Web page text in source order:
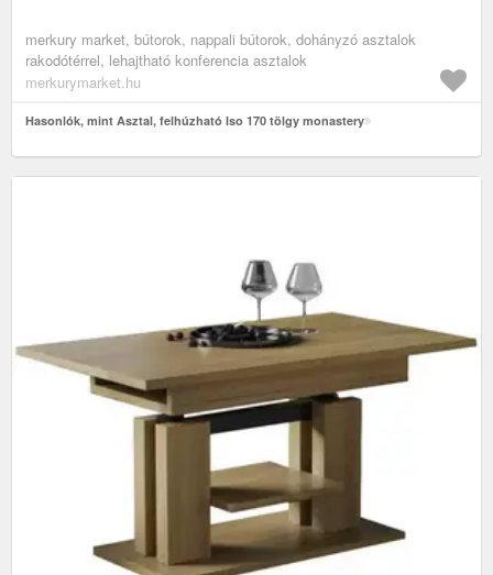
merkury market, bútorok, nappali bútorok, dohányzó asztalok
rakodótérrel, lehajtható konferencia asztalok
merkurymarket.hu
Hasonlók, mint Asztal, felhúzható Iso 170 tölgy monastery